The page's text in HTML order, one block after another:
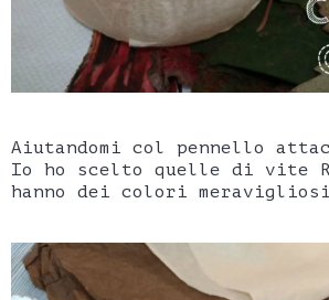
Aiutandomi col pennello
Io ho scelto quelle di vite
hanno dei colori